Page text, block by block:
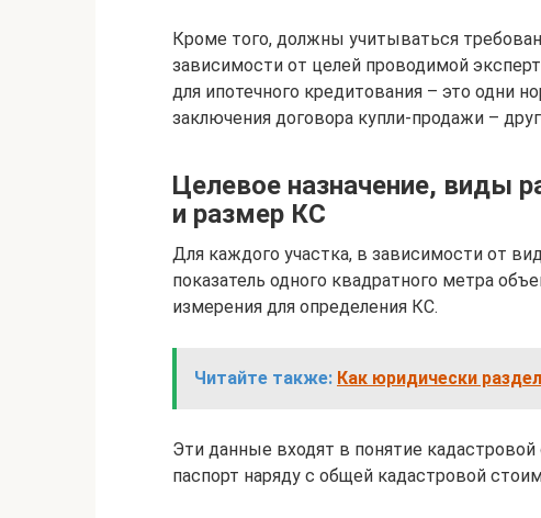
Кроме того, должны учитываться
зависимости от целей проводимой
для ипотечного кредитования – это одни
заключения договора купли-продажи –
Целевое назначение, виды
и размер КС
Для каждого участка, в зависимости от
показатель одного квадратного метра
измерения для определения КС.
Читайте также: Как юридически
Эти данные входят в понятие
паспорт наряду с общей кадастровой